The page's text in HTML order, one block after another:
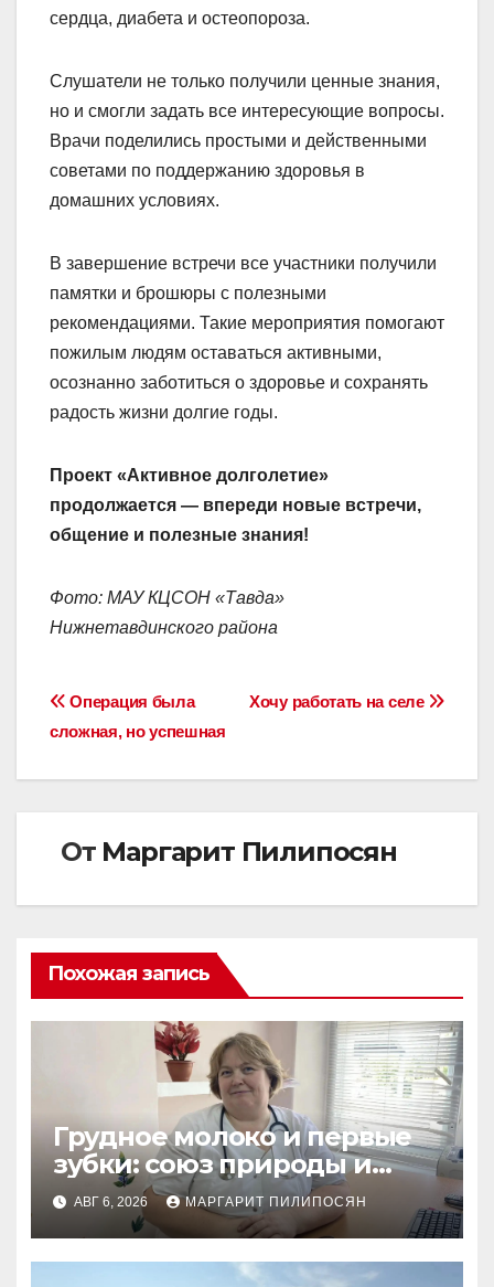
сердца, диабета и остеопороза.
Слушатели не только получили ценные знания,
но и смогли задать все интересующие вопросы.
Врачи поделились простыми и действенными
советами по поддержанию здоровья в
домашних условиях.
В завершение встречи все участники получили
памятки и брошюры с полезными
рекомендациями. Такие мероприятия помогают
пожилым людям оставаться активными,
осознанно заботиться о здоровье и сохранять
радость жизни долгие годы.
Проект «Активное долголетие»
продолжается — впереди новые встречи,
общение и полезные знания!
Фото: МАУ КЦСОН «Тавда»
Нижнетавдинского района
Навигация
Хочу работать на селе
Операция была
сложная, но успешная
От Маргарит Пилипосян
Похожая запись
Грудное молоко и первые
зубки: союз природы и
заботы
АВГ 6, 2026 МАРГАРИТ ПИЛИПОСЯН